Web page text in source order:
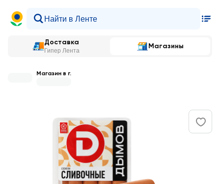
Доставка
Гипер Лента
Магазины
Магазин в г.